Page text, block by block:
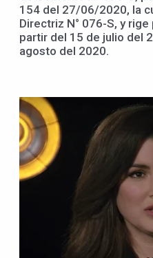
154 del 27/06/2020, la
Directriz N° 076-S, y
partir del 15 de julio del
agosto del 2020.